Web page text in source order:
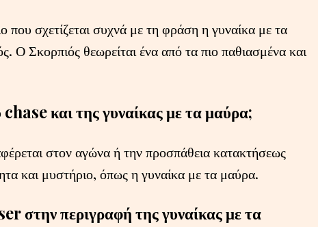
σχετίζεται συχνά με τη φράση η γυναίκα με τα
Ο Σκορπιός θεωρείται ένα από τα πιο παθιασμένα και
και της γυναίκας με τα μαύρα;
στον αγώνα ή την προσπάθεια κατακτήσεως
και μυστήριο, όπως η γυναίκα με τα μαύρα.
στην περιγραφή της γυναίκας με τα